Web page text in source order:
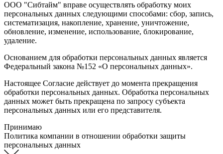
ООО "Сибтайм" вправе осуществлять обработку моих
персональных данных следующими способами: сбор, запись,
систематизация, накопление, хранение, уничтожение,
обновление, изменение, использование, блокирование,
удаление.
Основанием для обработки персональных данных является
Федеральный закона №152 «О персональных данных».
Настоящее Согласие действует до момента прекращения
обработки персональных данных. Обработка персональных
данных может быть прекращена по запросу субъекта
персональных данных или его представителя.
Принимаю
Политика компании в отношении обработки защиты
персональных данных